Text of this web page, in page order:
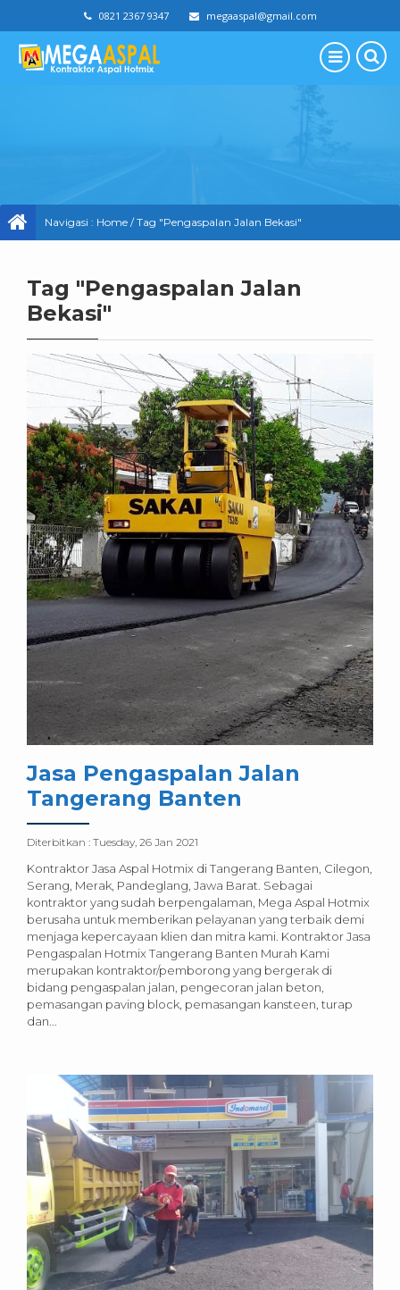
0821 2367 9347 megaaspal@gmail.com
Navigasi : Home /Tag "Pengaspalan Jalan Bekasi"
Tag "Pengaspalan Jalan
Bekasi"
Jasa Pengaspalan Jalan
Tangerang Banten
Diterbitkan : Tuesday, 26 Jan 2021
Kontraktor Jasa Aspal Hotmix di Tangerang Banten, Cilegon,
Serang, Merak, Pandeglang, Jawa Barat. Sebagai
kontraktor yang sudah berpengalaman, Mega Aspal Hotmix
berusaha untuk memberikan pelayanan yang terbaik demi
menjaga kepercayaan klien dan mitra kami. Kontraktor Jasa
Pengaspalan Hotmix Tangerang Banten Murah Kami
merupakan kontraktor/pemborong yang bergerak di
bidang pengaspalan jalan, pengecoran jalan beton,
pemasangan paving block, pemasangan kansteen, turap
dan...